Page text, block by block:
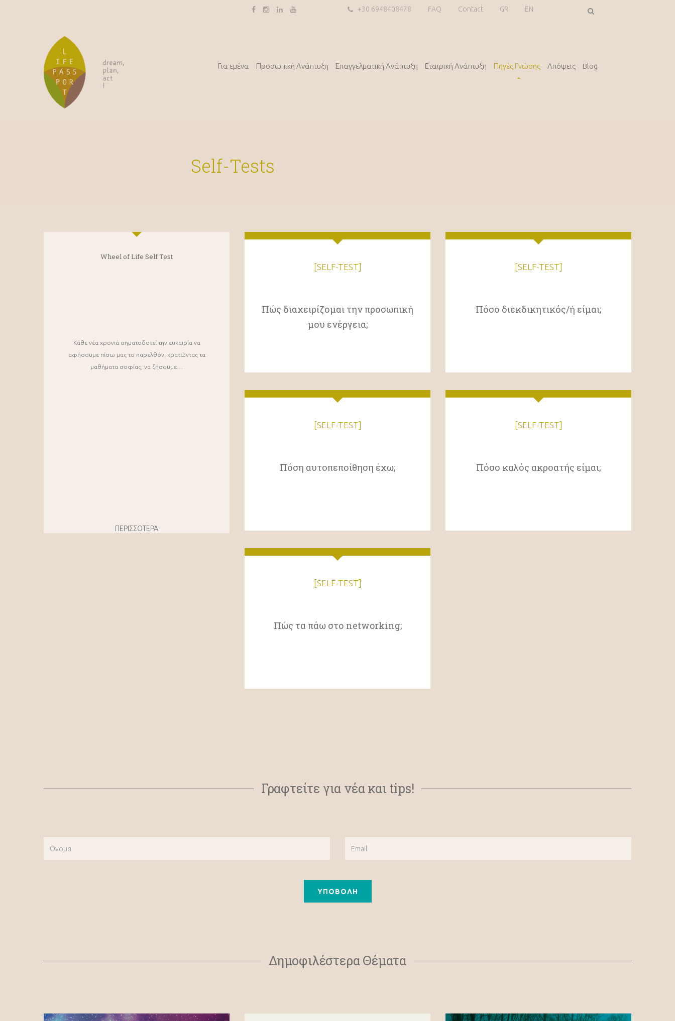
EN
GR
Contact
FAQ
+30 6948408478
Για εμένα Προσωπική Ανάπτυξη Επαγγελματική Ανάπτυξη Εταιρική Ανάπτυξη Πηγές Γνώσης Απόψεις Blog
Self-Tests
Wheel of Life Self Test
Κάθε νέα χρονιά σηματοδοτεί την ευκαιρία να
αφήσουμε πίσω μας το παρελθόν, κρατώντας τα
μαθήματα σοφίας, να ζήσουμε…
ΠΕΡΙΣΣΟΤΕΡΑ
[SELF-TEST]
Πώς διαχειρίζομαι την προσωπική
μου ενέργεια;
[SELF-TEST]
Πόση αυτοπεποίθηση έχω;
[SELF-TEST]
Πώς τα πάω στο networking;
[SELF-TEST]
Πόσο διεκδικητικός/ή είμαι;
[SELF-TEST]
Πόσο καλός ακροατής είμαι;
Γραφτείτε για νέα και tips!
Δημοφιλέστερα Θέματα